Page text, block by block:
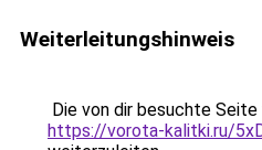
Weiterleitungshinweis
Die von dir besuchte
https://vorota-kalitki.ru/